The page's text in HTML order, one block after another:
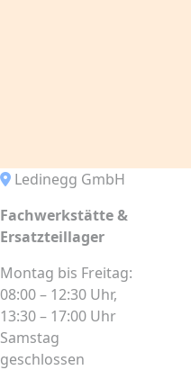
Ledinegg GmbH
Fachwerkstätte &
Ersatzteillager
Montag bis Freitag:
08:00 – 12:30 Uhr,
13:30 – 17:00 Uhr
Samstag
geschlossen